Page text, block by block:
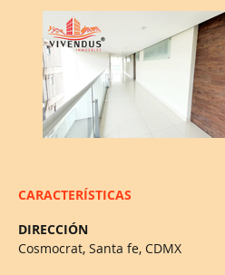
CARACTERÍSTICAS
DIRECCIÓN
Cosmocrat, Santa fe, CDMX